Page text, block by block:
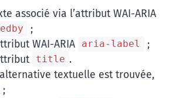
associé via l’attribut WAI-ARIA
;
WAI-ARIA
aria-label
;
title .
textuelle est trouvée,
;